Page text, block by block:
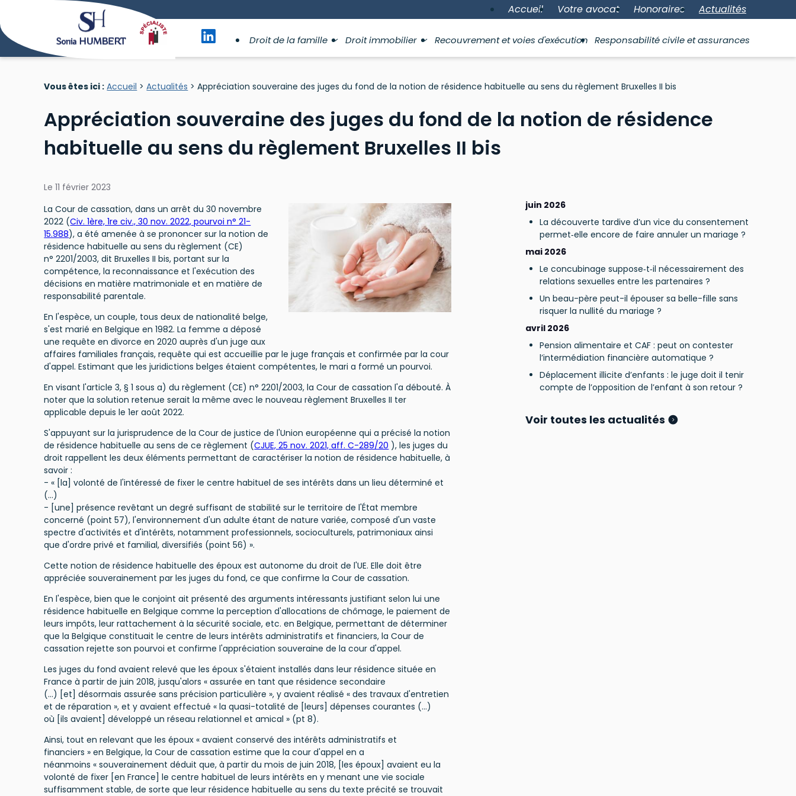
Accueil Votre avocat Honoraires Actualités
Droit de la famille Droit immobilier Recouvrement et voies d'exécution Responsabilité civile et assurances
Vous êtes ici : Accueil >Actualités > Appréciation souveraine des juges du fond de la notion de résidence habituelle au sens du règlement Bruxelles II bis
Appréciation souveraine des juges du fond de la notion de résidence
habituelle au sens du règlement Bruxelles II bis
Le11 février 2023
La Cour de cassation, dans un arrêt du 30 novembre
2022 (Civ. 1ère, 1re civ., 30 nov. 2022, pourvoi n° 21-
15.988), a été amenée à se prononcer sur la notion de
résidence habituelle au sens du règlement (CE)
n° 2201/2003, dit Bruxelles II bis, portant sur la
compétence, la reconnaissance et l'exécution des
décisions en matière matrimoniale et en matière de
responsabilité parentale.
En l'espèce, un couple, tous deux de nationalité belge,
s'est marié en Belgique en 1982. La femme a déposé
une requête en divorce en 2020 auprès d'un juge aux
affaires familiales français, requête qui est accueillie par le juge français et confirmée par la cour
d'appel. Estimant que les juridictions belges étaient compétentes, le mari a formé un pourvoi.
En visant l'article 3, § 1 sous a) du règlement (CE) n° 2201/2003, la Cour de cassation l'a débouté. À
noter que la solution retenue serait la même avec le nouveau règlement Bruxelles II ter
applicable depuis le 1er août 2022.
S'appuyant sur la jurisprudence de la Cour de justice de l'Union européenne qui a précisé la notion
de résidence habituelle au sens de ce règlement (CJUE, 25 nov. 2021, aff. C-289/20 ), les juges du
droit rappellent les deux éléments permettant de caractériser la notion de résidence habituelle, à
savoir :
- « [la] volonté de l'intéressé de fixer le centre habituel de ses intérêts dans un lieu déterminé et
(…)
- [une] présence revêtant un degré suffisant de stabilité sur le territoire de l'État membre
concerné (point 57), l'environnement d'un adulte étant de nature variée, composé d'un vaste
spectre d'activités et d'intérêts, notamment professionnels, socioculturels, patrimoniaux ainsi
que d'ordre privé et familial, diversifiés (point 56) ».
Cette notion de résidence habituelle des époux est autonome du droit de l'UE. Elle doit être
appréciée souverainement par les juges du fond, ce que confirme la Cour de cassation.
En l'espèce, bien que le conjoint ait présenté des arguments intéressants justifiant selon lui une
résidence habituelle en Belgique comme la perception d'allocations de chômage, le paiement de
leurs impôts, leur rattachement à la sécurité sociale, etc. en Belgique, permettant de déterminer
que la Belgique constituait le centre de leurs intérêts administratifs et financiers, la Cour de
cassation rejette son pourvoi et confirme l'appréciation souveraine de la cour d'appel.
Les juges du fond avaient relevé que les époux s'étaient installés dans leur résidence située en
France à partir de juin 2018, jusqu'alors « assurée en tant que résidence secondaire
(…) [et] désormais assurée sans précision particulière », y avaient réalisé « des travaux d'entretien
et de réparation », et y avaient effectué « la quasi-totalité de [leurs] dépenses courantes (…)
où [ils avaient] développé un réseau relationnel et amical » (pt 8).
Ainsi, tout en relevant que les époux « avaient conservé des intérêts administratifs et
financiers » en Belgique, la Cour de cassation estime que la cour d'appel en a
néanmoins « souverainement déduit que, à partir du mois de juin 2018, [les époux] avaient eu la
volonté de fixer [en France] le centre habituel de leurs intérêts en y menant une vie sociale
suffisamment stable, de sorte que leur résidence habituelle au sens du texte précité se trouvait
juin 2026
La découverte tardive d’un vice du consentement
permet‑elle encore de faire annuler un mariage ?
mai 2026
Le concubinage suppose‑t‑il nécessairement des
relations sexuelles entre les partenaires ?
Un beau-père peut-il épouser sa belle-fille sans
risquer la nullité du mariage ?
avril 2026
Pension alimentaire et CAF : peut on contester
l’intermédiation financière automatique ?
Déplacement illicite d’enfants : le juge doit il tenir
compte de l’opposition de l’enfant à son retour ?
Voir toutes les actualités
Panneau de gestion des cookies